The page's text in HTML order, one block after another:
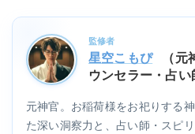
監修者
星空こもぴ
（
ウンセラー・占い
元神官。お稲荷様をお祀りする
た深い洞察力と、占い師・スピ